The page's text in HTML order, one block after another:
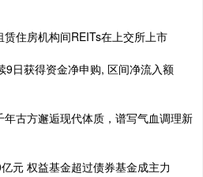
住房机构间REITs在上交所上市
日获得资金净申购, 区间净流入额
古方邂逅现代体质，谱写气血调理新
元 权益基金超过债券基金成主力